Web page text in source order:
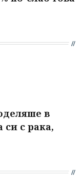
в
с рака,